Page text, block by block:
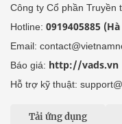
Công ty Cổ phần Truyền
Hotline: 0919405885
Email:
Báo giá: http://vads.vn
Hỗ trợ kỹ thuật:
Tải ứng dụng